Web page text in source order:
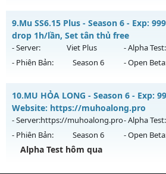
Thể loại: Mu Custom thêm đồ mới
Antihack: CheatGuard
Mu Băng Tuyết - Mu Dễ Chơi, Full
Mu mới ra tháng 08 2026 - Mở máy
06/08/2626
Exp: 9998x - Drop: 90%
Thể loại: Mu Custom thêm đồ mới
Antihack: Dragon
9.Mu SS6.15 Plus - Season 6 - Exp:
drop 1h/lần, Set tân thủ free
- Server: Viet Plus - Alpha Test:
- Phiên Bản:
Season 6 - Open
Mu SS6.15 Plus - Boss drop 1h/lần,
Mu mới ra tháng 08 2026 - Mở máy
ngày 08/08/2626
Exp: 9999x - Drop: 90%
Kiểu reset: Reset In Game
10.MU HỎA LONG - Season 6 - Exp:
Website: https://muhoalong.pro
- Server:https://muhoalong.pro- Alpha Test:
- Phiên Bản:
Season 6 - Open
Alpha Test hôm qua